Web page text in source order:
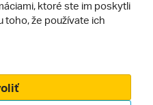
ktoré ste im poskytli
toho, že používate ich